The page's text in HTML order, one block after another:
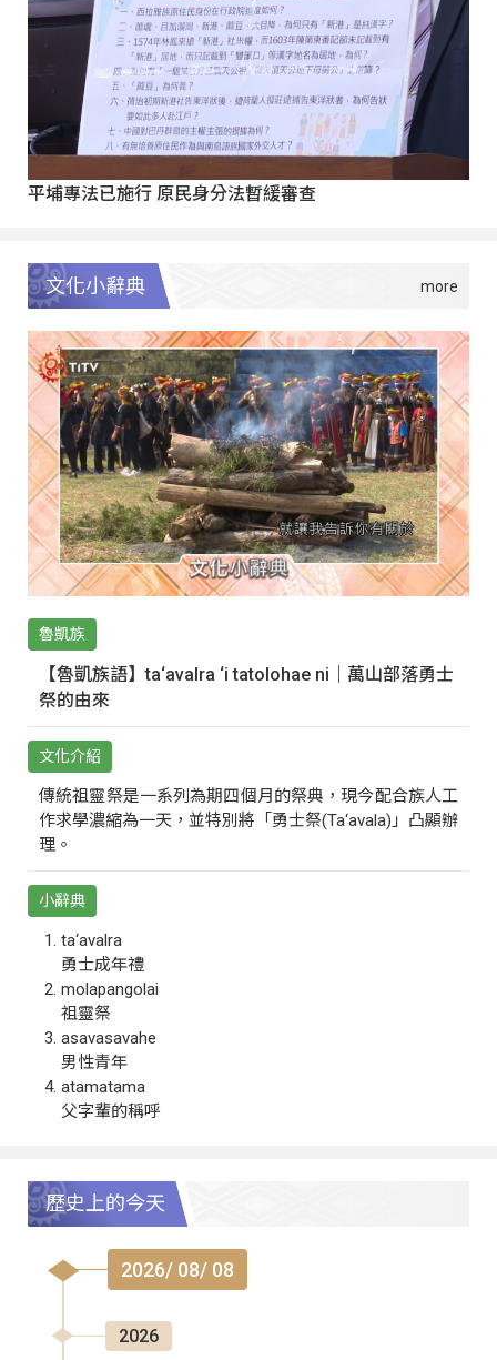
平埔專法已施行 原民身分法暫緩審查
文化小辭典
魯凱族
【魯凱族語】ta‘avalra ‘i tatolohae ni｜萬山部落勇士
祭的由來
文化介紹
傳統祖靈祭是一系列為期四個月的祭典，現今配合族人工
作求學濃縮為一天，並特別將「勇士祭(Ta‘avala)」凸顯辦
理。
小辭典
ta‘avalra
勇士成年禮
molapangolai
祖靈祭
asavasavahe
男性青年
atamatama
父字輩的稱呼
歷史上的今天
2026/ 08/ 08
2026